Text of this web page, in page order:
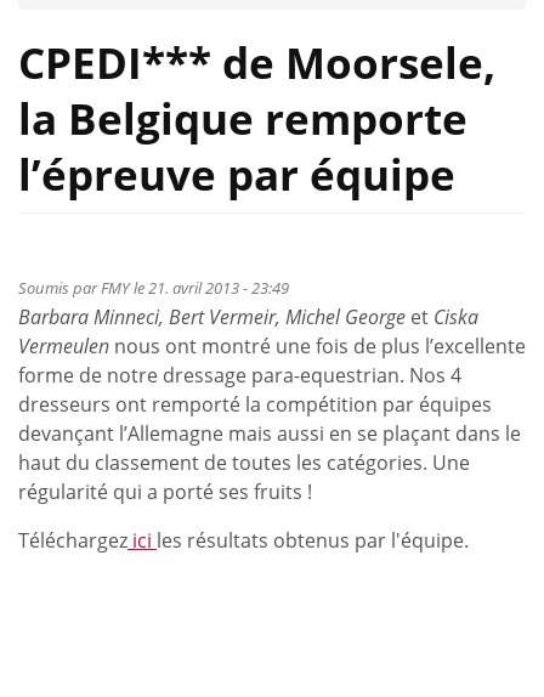
CPEDI*** de Moorsele,
la Belgique remporte
l’épreuve par équipe
Soumis parFMYle 21. avril 2013 - 23:49
Barbara Minneci, Bert Vermeir, Michel George et Ciska
Vermeulen nous ont montré une fois de plus l’excellente
forme de notre dressage para-equestrian. Nos 4
dresseurs ont remporté la compétition par équipes
devançant l’Allemagne mais aussi en se plaçant dans le
haut du classement de toutes les catégories. Une
régularité qui a porté ses fruits !
Téléchargez ici les résultats obtenus par l'équipe.